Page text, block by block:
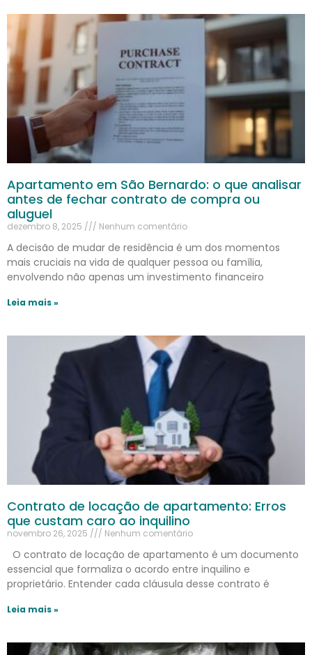
Apartamento em São Bernardo: o que analisar
antes de fechar contrato de compra ou
aluguel
dezembro 8, 2025 Nenhum comentário
A decisão de mudar de residência é um dos momentos
mais cruciais na vida de qualquer pessoa ou família,
envolvendo não apenas um investimento financeiro
Leia mais »
Contrato de locação de apartamento: Erros
que custam caro ao inquilino
novembro 26, 2025 Nenhum comentário
O contrato de locação de apartamento é um documento
essencial que formaliza o acordo entre inquilino e
proprietário. Entender cada cláusula desse contrato é
Leia mais »